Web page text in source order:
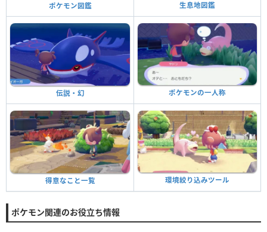
ポケモン図鑑 生息地図鑑
伝説・幻 ポケモンの一人称
得意なこと一覧 環境絞り込みツール
ポケモン関連のお役立ち情報